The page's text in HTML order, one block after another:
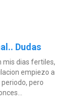
Dudas
mis dias fertiles,
empiezo a
pero